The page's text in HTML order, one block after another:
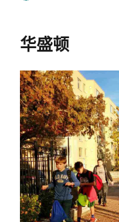
华盛顿